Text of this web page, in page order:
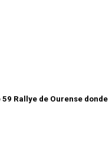
Rallye de Ourense